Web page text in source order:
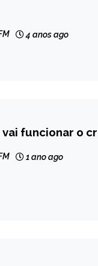
4 anos ago
vai funcionar o
1 ano ago